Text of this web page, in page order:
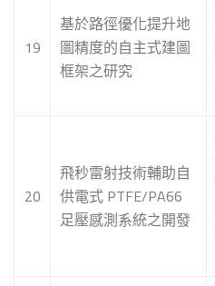
19
基於路徑優化提升地
圖精度的自主式建圖
框架之研究
20
飛秒雷射技術輔助自
供電式 PTFE/PA66
足壓感測系統之開發